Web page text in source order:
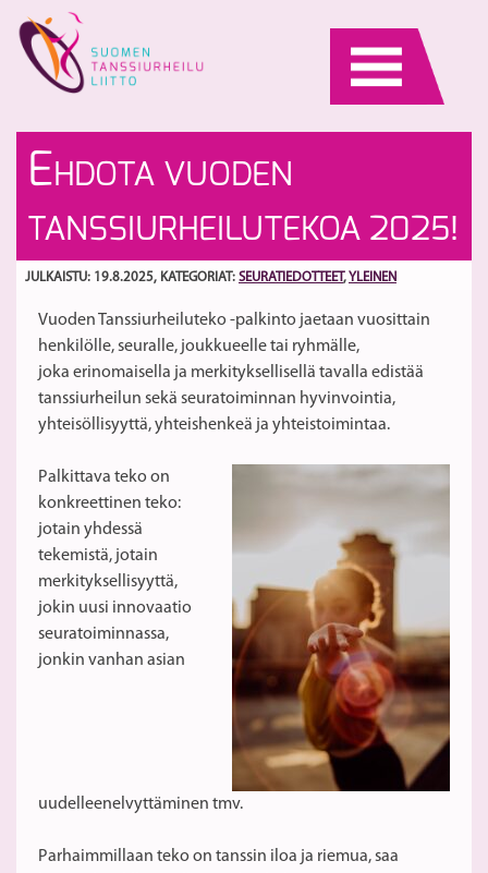
content
EHDOTA VUODEN
TANSSIURHEILUTEKOA 2025!
JULKAISTU: 19.8.2025, KATEGORIAT: SEURATIEDOTTEET , YLEINEN
Vuoden Tanssiurheiluteko -palkinto jaetaan vuosittain
henkilölle, seuralle, joukkueelle tai ryhmälle,
joka erinomaisella ja merkityksellisellä tavalla edistää
tanssiurheilun sekä seuratoiminnan hyvinvointia,
yhteisöllisyyttä, yhteishenkeä ja yhteistoimintaa.
Palkittava teko on
konkreettinen teko:
jotain yhdessä
tekemistä, jotain
merkityksellisyyttä,
jokin uusi innovaatio
seuratoiminnassa,
jonkin vanhan asian
uudelleenelvyttäminen tmv.
Parhaimmillaan teko on tanssin iloa ja riemua, saa